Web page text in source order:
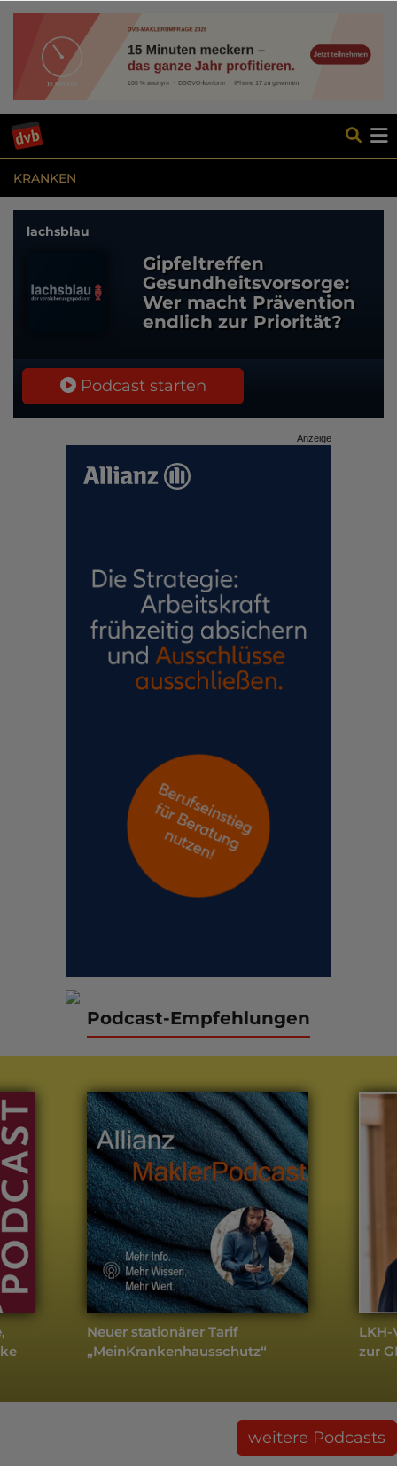
KRANKEN
lachsblau
Gipfeltreffen
Gesundheitsvorsorge:
Wer macht Prävention
endlich zur Priorität?
Podcast starten
Anzeige
Podcast-Empfehlungen
Neuer stationärer Tarif
„MeinKrankenhausschutz“
zur
weitere Podcasts